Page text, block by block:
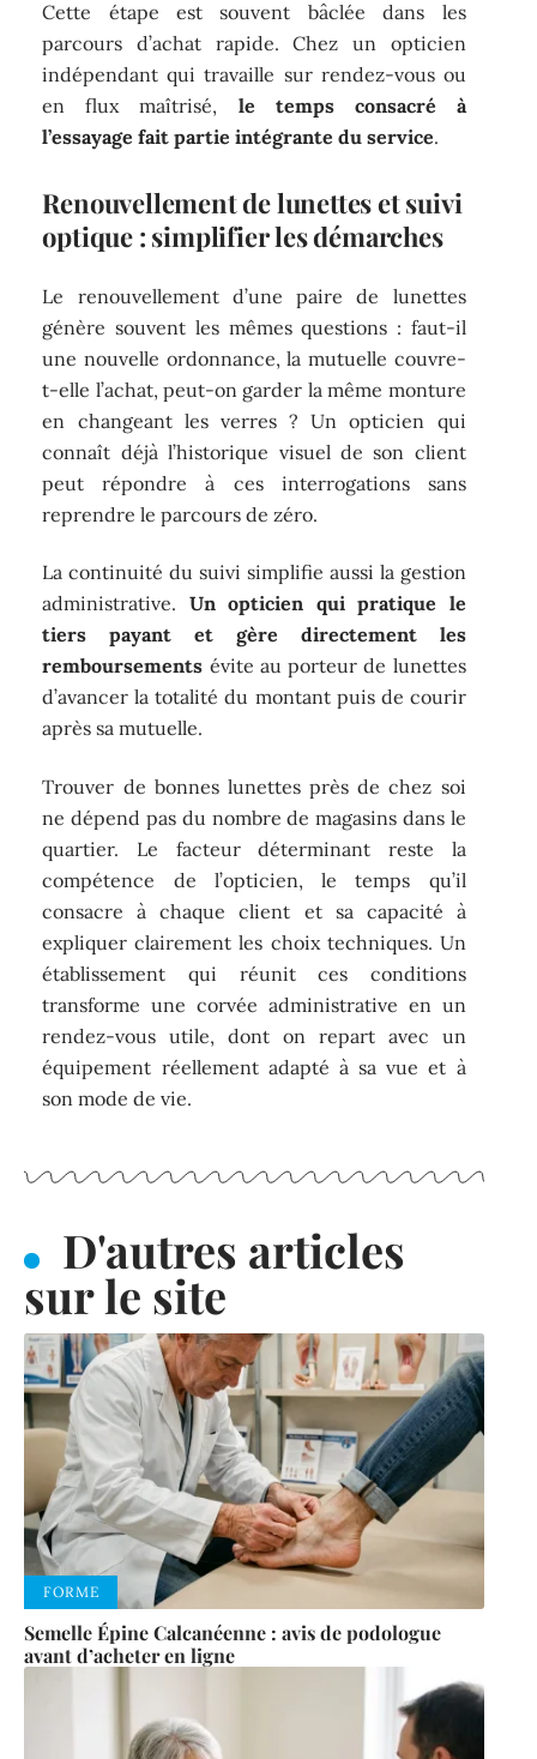
Cette étape est souvent bâclée dans les
parcours d’achat rapide. Chez un opticien
indépendant qui travaille sur rendez-vous ou
en flux maîtrisé, le temps consacré à
l’essayage fait partie intégrante du service.
Renouvellement de lunettes et suivi
optique : simplifier les démarches
Le renouvellement d’une paire de lunettes
génère souvent les mêmes questions : faut-il
une nouvelle ordonnance, la mutuelle couvre-
t-elle l’achat, peut-on garder la même monture
en changeant les verres ? Un opticien qui
connaît déjà l’historique visuel de son client
peut répondre à ces interrogations sans
reprendre le parcours de zéro.
La continuité du suivi simplifie aussi la gestion
administrative. Un opticien qui pratique le
tiers payant et gère directement les
remboursements évite au porteur de lunettes
d’avancer la totalité du montant puis de courir
après sa mutuelle.
Trouver de bonnes lunettes près de chez soi
ne dépend pas du nombre de magasins dans le
quartier. Le facteur déterminant reste la
compétence de l’opticien, le temps qu’il
consacre à chaque client et sa capacité à
expliquer clairement les choix techniques. Un
établissement qui réunit ces conditions
transforme une corvée administrative en un
rendez-vous utile, dont on repart avec un
équipement réellement adapté à sa vue et à
son mode de vie.
D'autres articles
sur le site
FORME
Semelle Épine Calcanéenne : avis de podologue
avant d’acheter en ligne